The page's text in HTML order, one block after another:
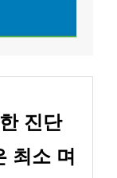
진단
최소 며